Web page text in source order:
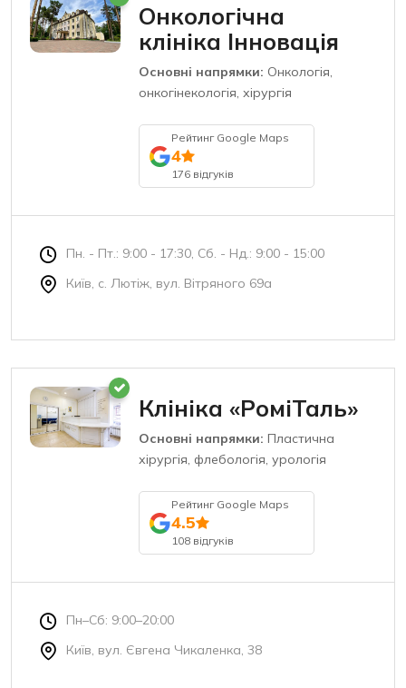
Онкологічна
клініка Інновація
Основні напрямки: Онкологія,
онкогінекологія, хірургія
Рейтинг Google Maps
4
176 відгуків
Пн. - Пт.: 9:00 - 17:30, Сб. - Нд.: 9:00 - 15:00
Київ, с. Лютіж, вул. Вітряного 69а
Клініка «РоміТаль»
Основні напрямки: Пластична
хірургія, флебологія, урологія
Рейтинг Google Maps
4.5
108 відгуків
Пн–Сб: 9:00–20:00
Київ, вул. Євгена Чикаленка, 38